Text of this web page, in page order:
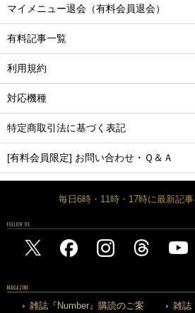
マイメニュー退会（有料会員退会）
有料記事一覧
利用規約
対応機種
特定商取引法に基づく表記
[有料会員限定] お問い合わせ・Ｑ＆Ａ
毎日6時・11時・17時に最新記
FOLLOW US
MAGAZINE
雑誌『Number』購読のご案
雑誌